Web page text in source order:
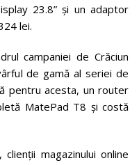
23.8” și un adaptor
lei.
campaniei de Crăciun
de gamă al seriei de
pentru acesta, un router
MatePad T8 și costă
magazinului online